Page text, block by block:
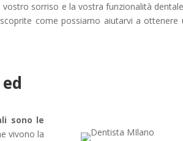
vostro sorriso e la vostra funzionalità
come possiamo aiutarvi a
sono le
vivono la